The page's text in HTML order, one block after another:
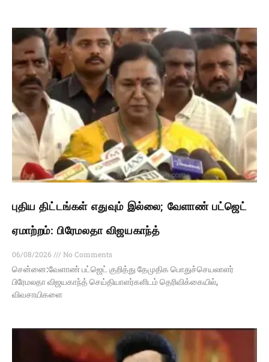
புதிய திட்டங்கள் எதுவும் இல்லை; வேளாண் பட்ஜெட்
ஏமாற்றம்: பிரேமலதா விஜயகாந்த்
06/08/2026
No Comments
சென்னை:வேளாண் பட்ஜெட் குறித்து தேமுதிக பொதுச்செயலாளர்
பிரேமலதா விஜயகாந்த் செய்தியாளர்களிடம் தெரிவிக்கையில்,
விவசாயிகளை